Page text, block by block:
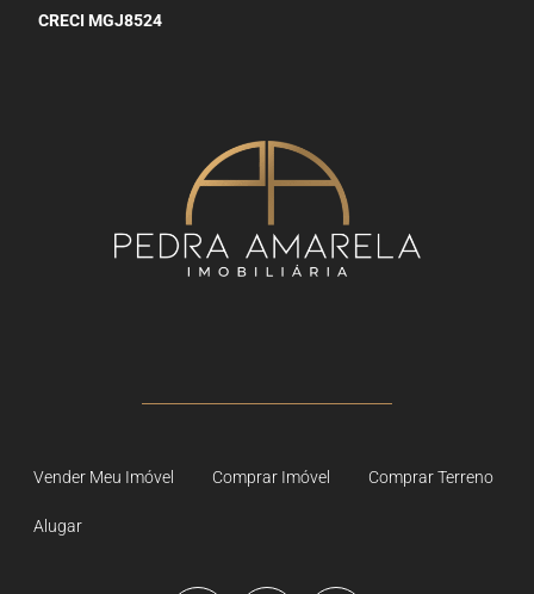
CRECI MGJ8524
Vender Meu Imóvel Comprar Imóvel Comprar Terreno
Alugar